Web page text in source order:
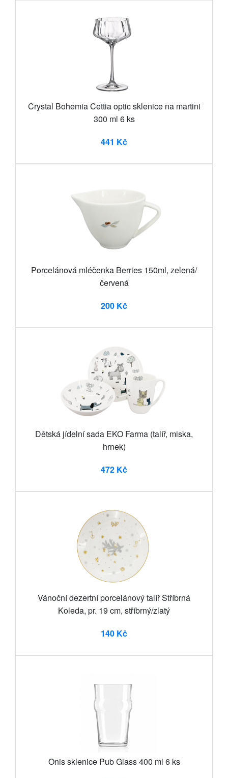
Crystal Bohemia Cettia optic sklenice na martini
300 ml 6 ks
441 Kč
Porcelánová mléčenka Berries 150ml, zelená/
červená
200 Kč
Dětská jídelní sada EKO Farma (talíř, miska,
hrnek)
472 Kč
Vánoční dezertní porcelánový talíř Stříbrná
Koleda, pr. 19 cm, stříbrný/zlatý
140 Kč
Onis sklenice Pub Glass 400 ml 6 ks